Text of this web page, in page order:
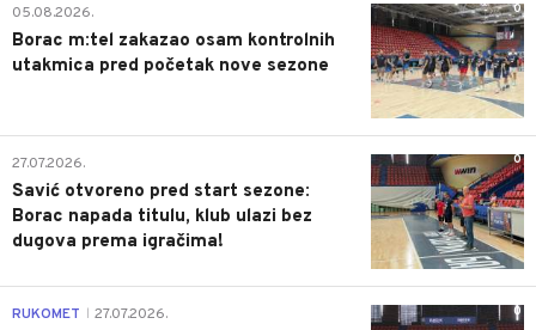
0
05.08.2026.
Borac m:tel zakazao osam kontrolnih
utakmica pred početak nove sezone
0
27.07.2026.
Savić otvoreno pred start sezone:
Borac napada titulu, klub ulazi bez
dugova prema igračima!
0
RUKOMET 27.07.2026.